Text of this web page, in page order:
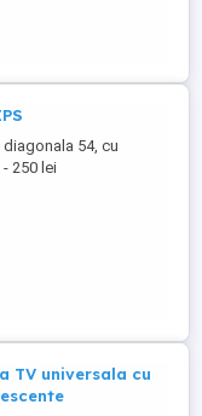
diagonala 54, cu
250 lei
TV universala cu